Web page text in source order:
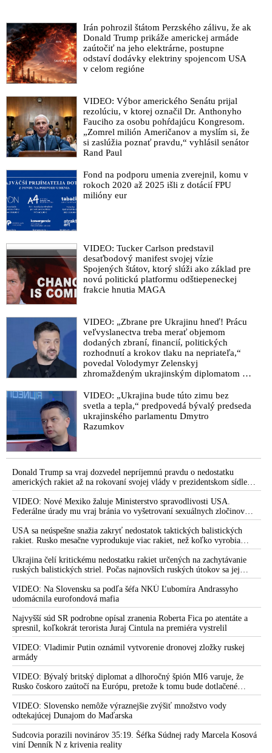
Gatesova globalistická vakcinačná agenda v tieni epidémie
koronavírusu: Výhodné riešenie pre farmaceutické firmy a
povinné očkovanie
Bill Gates, koronavírus a vakcíny. Čo majú spoločné?
VIDEO: Pravda o vakcínách (dokumentární film, 2020)
VIDEO: Zaočkovaní 2: Pravda ľudí - dokumentárny film
VIDEO: Zdravotná sestra novorodencov otvorene o vakcínach
VIDEO: Robert Kennedy Jr. a Dr. Andrew Kaufman o
nebezpečí vakcín a nové technologii vakcín, která ovlivňuje
VIDEO: Robert F. Kennedy, Jr. / Vakcína Gardasil – korupce a
falšování klinických studií
VIDEO: MUDr. Lebenhart: Očkovanie súčasnosti je
organizovaný zločin a obrovský biznis, ktorý sa tvári ako
Odbornosť ministerky zdravotníctva Kalavskej, jej manžel a
vakcinárska loby
Irán pohrozil štátom Perzského zálivu, že ak
Donald Trump prikáže americkej armáde
zaútočiť na jeho elektrárne, postupne
odstaví dodávky elektriny spojencom USA
v celom regióne
VIDEO: Výbor amerického Senátu prijal
rezolúciu, v ktorej označil Dr. Anthonyho
Fauciho za osobu pohŕdajúcu Kongresom.
„Zomrel milión Američanov a myslím si, že
si zaslúžia poznať pravdu,“ vyhlásil senátor
Rand Paul
Fond na podporu umenia zverejnil, komu v
rokoch 2020 až 2025 išli z dotácií FPU
milióny eur
VIDEO: Tucker Carlson predstavil
desaťbodový manifest svojej vízie
Spojených štátov, ktorý slúži ako základ pre
novú politickú platformu odštiepeneckej
frakcie hnutia MAGA
VIDEO: „Zbrane pre Ukrajinu hneď! Prácu
veľvyslanectva treba merať objemom
dodaných zbraní, financií, politických
rozhodnutí a krokov tlaku na nepriateľa,“
povedal Volodymyr Zelenskyj
zhromaždeným ukrajinským diplomatom v
že USA Ukrajine nedodajú protiraketové
systémy Patriot
VIDEO: „Ukrajina bude túto zimu bez
svetla a tepla,“ predpovedá bývalý predseda
ukrajinského parlamentu Dmytro
Razumkov
Donald Trump sa vraj dozvedel nepríjemnú pravdu o nedostatku
amerických rakiet až na rokovaní svojej vlády v prezidentskom sídle
Camp David v Marylande, a preto musel odložiť plánované útoky na
Irán. Prezident USA sa pre to údajne pohádal so šéfom Pentagónu, lebo
bol presvedčený o opaku
VIDEO: Nové Mexiko žaluje Ministerstvo spravodlivosti USA.
Federálne úrady mu vraj bránia vo vyšetrovaní sexuálnych zločinov
organizátora pedofilnej siete Jeffreyho Epsteina. Ten mal nariadiť, aby
dve dievčatá zo zahraničia, ktoré boli uškrtené počas drsného
fetišistického sexu, pochovali v blízkosti jeho ranča v tomto americkom
štáte
USA sa neúspešne snažia zakryť nedostatok taktických balistických
rakiet. Rusko mesačne vyprodukuje viac rakiet, než koľko vyrobia
všetci producenti systémov Patriot dohromady
Ukrajina čelí kritickému nedostatku rakiet určených na zachytávanie
ruských balistických striel. Počas najnovších ruských útokov sa jej
nepodarilo zostreliť ani jednu. Volodymyr Zelenskyj sa v zúfalstve snaží
prostredníctvom NATO zabezpečiť ich dodávky
VIDEO: Na Slovensku sa podľa šéfa NKÚ Ľubomíra Andrassyho
udomácnila eurofondová mafia
Najvyšší súd SR podrobne opísal zranenia Roberta Fica po atentáte a
spresnil, koľkokrát terorista Juraj Cintula na premiéra vystrelil
VIDEO: Vladimir Putin oznámil vytvorenie dronovej zložky ruskej
armády
VIDEO: Bývalý britský diplomat a dlhoročný špión MI6 varuje, že
Rusko čoskoro zaútočí na Európu, pretože k tomu bude dotlačené
rovnako, ako bolo dotlačené k invázii na Ukrajinu v roku 2022.
Zelenskyj medzitým v Kyjeve naliehal na zhromaždených diplomatov,
aby vo svete zháňali energie pre Ukrajinu na zimu. Putin vraj bude
mobilizovať a vojna sa do zimy pravdepodobne neskončí
VIDEO: Slovensko nemôže výraznejšie zvýšiť množstvo vody
odtekajúcej Dunajom do Maďarska
Sudcovia porazili novinárov 35:19. Šéfka Súdnej rady Marcela Kosová
viní Denník N z krivenia reality